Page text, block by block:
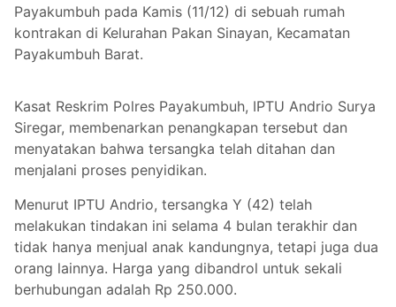
Payakumbuh pada Kamis (11/12) di sebuah rumah
kontrakan di Kelurahan Pakan Sinayan, Kecamatan
Payakumbuh Barat.
Kasat Reskrim Polres Payakumbuh, IPTU Andrio Surya
Siregar, membenarkan penangkapan tersebut dan
menyatakan bahwa tersangka telah ditahan dan
menjalani proses penyidikan.
Menurut IPTU Andrio, tersangka Y (42) telah
melakukan tindakan ini selama 4 bulan terakhir dan
tidak hanya menjual anak kandungnya, tetapi juga dua
orang lainnya. Harga yang dibandrol untuk sekali
berhubungan adalah Rp 250.000.